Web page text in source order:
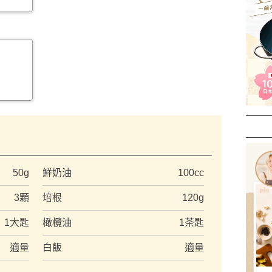
50g 鮮奶油 100cc
3顆 培根 120g
1大匙 橄欖油 1茶匙
適量 白飯 適量